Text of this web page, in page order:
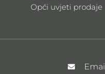
Opći uvjeti prodaje
Email